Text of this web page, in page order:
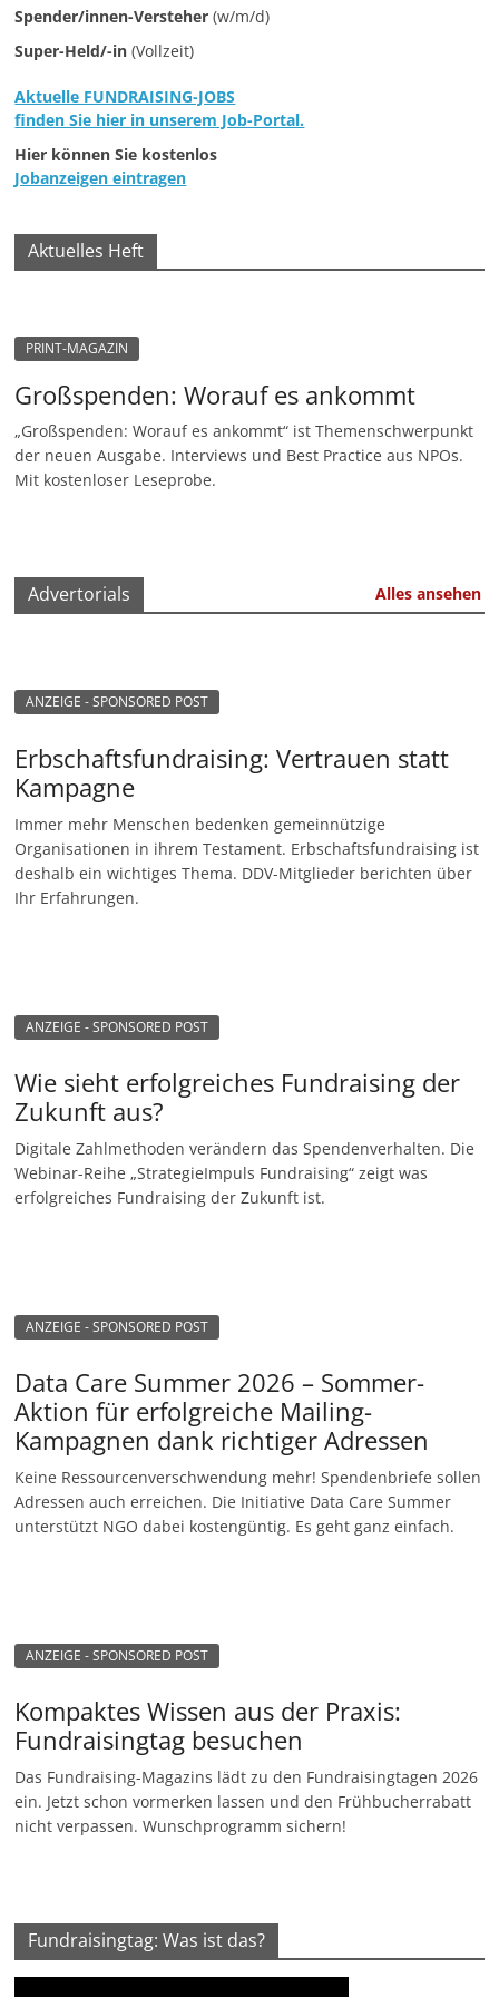
Spender/innen-Versteher (w/m/d)
Super-Held/-in (Vollzeit)
Aktuelle FUNDRAISING-JOBS
finden Sie hier in unserem Job-Portal.
Hier können Sie kostenlos
Jobanzeigen eintragen
Aktuelles Heft
PRINT-MAGAZIN
Großspenden: Worauf es ankommt
„Großspenden: Worauf es ankommt“ ist Themenschwerpunkt
der neuen Ausgabe. Interviews und Best Practice aus NPOs.
Mit kostenloser Leseprobe.
Advertorials Alles ansehen
ANZEIGE - SPONSORED POST
Erbschaftsfundraising: Vertrauen statt
Kampagne
Immer mehr Menschen bedenken gemeinnützige
Organisationen in ihrem Testament. Erbschaftsfundraising ist
deshalb ein wichtiges Thema. DDV-Mitglieder berichten über
Ihr Erfahrungen.
ANZEIGE - SPONSORED POST
Wie sieht erfolgreiches Fundraising der
Zukunft aus?
Digitale Zahlmethoden verändern das Spendenverhalten. Die
Webinar-Reihe „StrategieImpuls Fundraising“ zeigt was
erfolgreiches Fundraising der Zukunft ist.
ANZEIGE - SPONSORED POST
Data Care Summer 2026 – Sommer-
Aktion für erfolgreiche Mailing-
Kampagnen dank richtiger Adressen
Keine Ressourcenverschwendung mehr! Spendenbriefe sollen
Adressen auch erreichen. Die Initiative Data Care Summer
unterstützt NGO dabei kostengüntig. Es geht ganz einfach.
ANZEIGE - SPONSORED POST
Kompaktes Wissen aus der Praxis:
Fundraisingtag besuchen
Das Fundraising-Magazins lädt zu den Fundraisingtagen 2026
ein. Jetzt schon vormerken lassen und den Frühbucherrabatt
nicht verpassen. Wunschprogramm sichern!
Fundraisingtag: Was ist das?